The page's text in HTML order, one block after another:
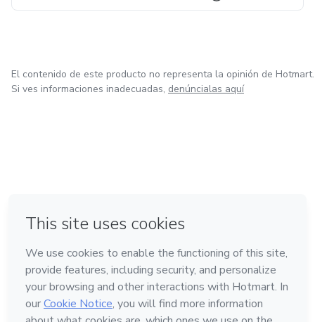
El contenido de este producto no representa la opinión de Hotmart.
Si ves informaciones inadecuadas, denúncialas aquí
Hecho con❤ en Belo Horizonte
Conoce Hotmart